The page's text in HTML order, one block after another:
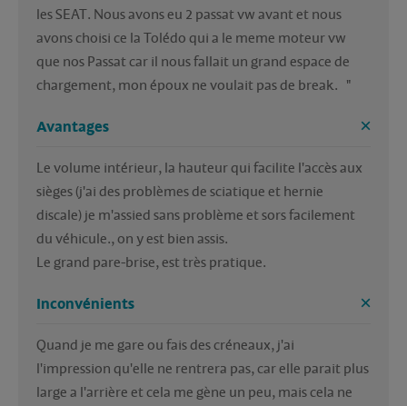
les SEAT. Nous avons eu 2 passat vw avant et nous
avons choisi ce la Tolédo qui a le meme moteur vw
que nos Passat car il nous fallait un grand espace de
chargement, mon époux ne voulait pas de break.   "
Avantages
Le volume intérieur, la hauteur qui facilite l'accès aux
sièges (j'ai des problèmes de sciatique et hernie
discale) je m'assied sans problème et sors facilement
du véhicule., on y est bien assis.
Le grand pare-brise, est très pratique.
Inconvénients
Quand je me gare ou fais des créneaux, j'ai
l'impression qu'elle ne rentrera pas, car elle parait plus
large a l'arrière et cela me gène un peu, mais cela ne